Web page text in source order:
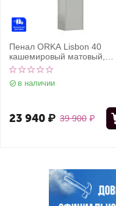
Пенал ORKA Lisbon 40
кашемировый матовый,
универсальный
в наличии
39 900 ₽
23 940₽